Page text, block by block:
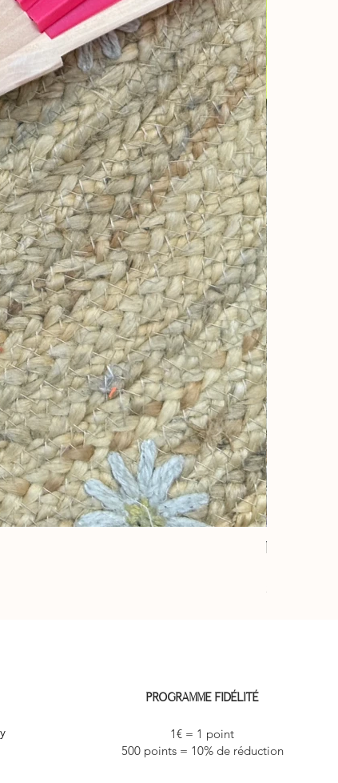
Éventail
3 achetés le
PROGRAMME FIDÉLITÉ
1€ = 1 point
500 points = 10% de réduction